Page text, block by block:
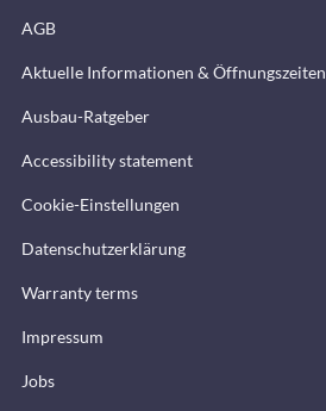
AGB
Aktuelle Informationen & Öffnungszeiten
Ausbau-Ratgeber
Accessibility statement
Cookie-Einstellungen
Datenschutzerklärung
Warranty terms
Impressum
Jobs